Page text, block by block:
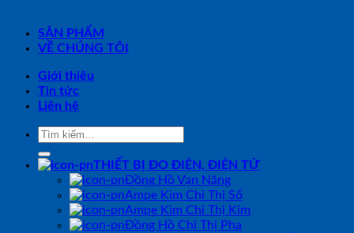
SẢN PHẨM
VỀ CHÚNG TÔI
Giới thiệu
Tin tức
Liên hệ
Tìm
THIẾT BỊ ĐO ĐIỆN, ĐIỆN TỬ
Đồng Hồ Vạn Năng
Ampe Kìm Chỉ Thị Số
Ampe Kìm Chỉ Thị Kim
Đồng Hồ Chỉ Thị Pha